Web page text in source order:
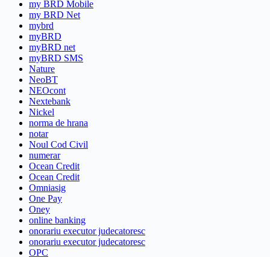
my BRD Mobile
my BRD Net
mybrd
myBRD
myBRD net
myBRD SMS
Nature
NeoBT
NEOcont
Nextebank
Nickel
norma de hrana
notar
Noul Cod Civil
numerar
Ocean Credit
Ocean Credit
Omniasig
One Pay
Oney
online banking
onorariu executor judecatoresc
onorariu executor judecatoresc
OPC